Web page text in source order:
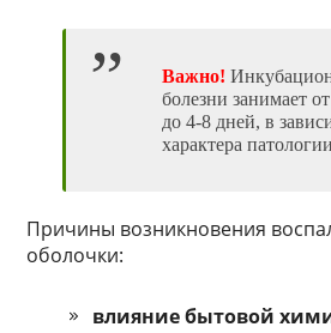
Важно!
болезни занимает
до 4-8 дней, в
характера
Причины возникновения
оболочки:
влияние бытовой